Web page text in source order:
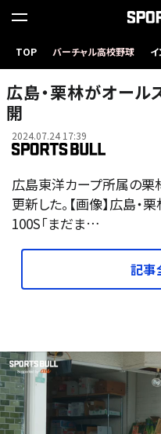
TOP バーチャル高校野球
広島・栗林がオール
開
2024.07.24 17:39
広島東洋カープ所属の栗
更新した。【画像】広島・
100S「まだま…
記事